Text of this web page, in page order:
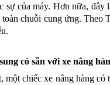
sự của máy. Hơn nữa,
toàn chuỗi cung ứng.
có sẵn với xe nâng
một chiếc xe nâng hàng